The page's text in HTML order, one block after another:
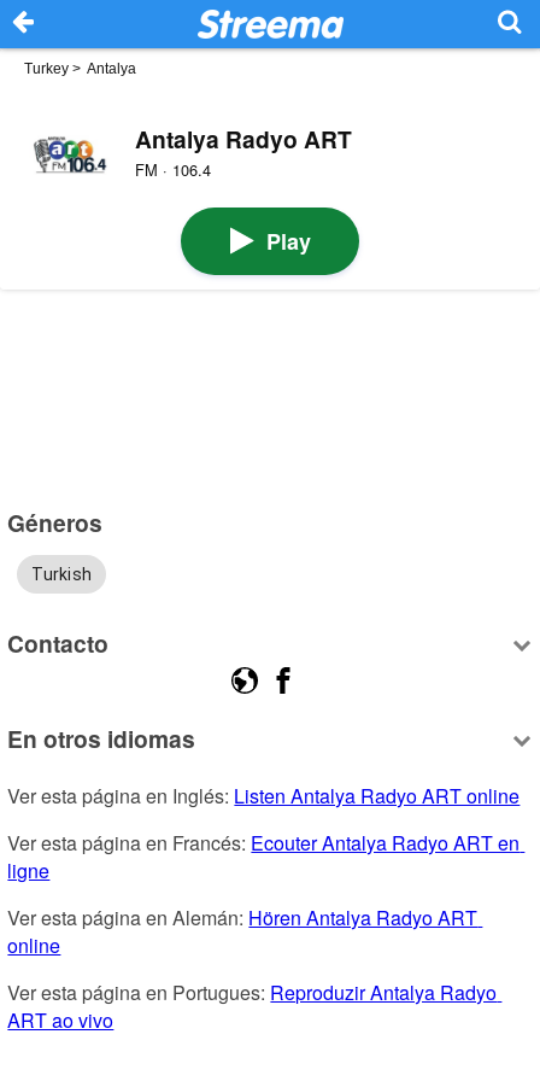
Turkey > Antalya
Antalya Radyo ART
FM · 106.4
Play
Géneros
Turkish
Contacto
En otros idiomas
Ver esta página en Inglés: Listen Antalya Radyo ART online
Ver esta página en Francés: Ecouter Antalya Radyo ART en
ligne
Ver esta página en Alemán: Hören Antalya Radyo ART
online
Ver esta página en Portugues: Reproduzir Antalya Radyo
ART ao vivo